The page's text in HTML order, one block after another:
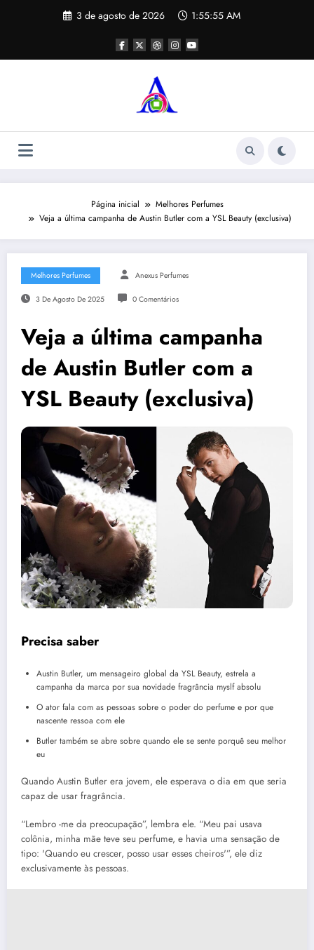
3 de agosto de 2026 1:55:55 AM
Página inicial
Melhores Perfumes
Veja a última campanha de Austin Butler com a YSL Beauty (exclusiva)
Melhores Perfumes Anexus Perfumes
3 De Agosto De 2025 0 Comentários
Veja a última campanha
de Austin Butler com a
YSL Beauty (exclusiva)
Precisa saber
Austin Butler, um mensageiro global da YSL Beauty, estrela a
campanha da marca por sua novidade fragrância myslf absolu
O ator fala com as pessoas sobre o poder do perfume e por que
nascente ressoa com ele
Butler também se abre sobre quando ele se sente porquê seu melhor
eu
Quando Austin Butler era jovem, ele esperava o dia em que seria
capaz de usar fragrância.
“Lembro -me da preocupação”, lembra ele. “Meu pai usava
colônia, minha mãe teve seu perfume, e havia uma sensação de
tipo: 'Quando eu crescer, posso usar esses cheiros'”, ele diz
exclusivamente às pessoas.